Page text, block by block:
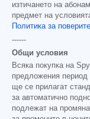
изтичането на
предмет на
Политика за
------
Общи условия
Всяка покупка на
предложения
ще се прилагат
за автоматично
подлежат на